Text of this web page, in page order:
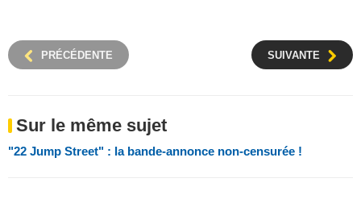
PRÉCÉDENTE SUIVANTE
Sur le même sujet
"22 Jump Street" : la bande-annonce non-censurée !